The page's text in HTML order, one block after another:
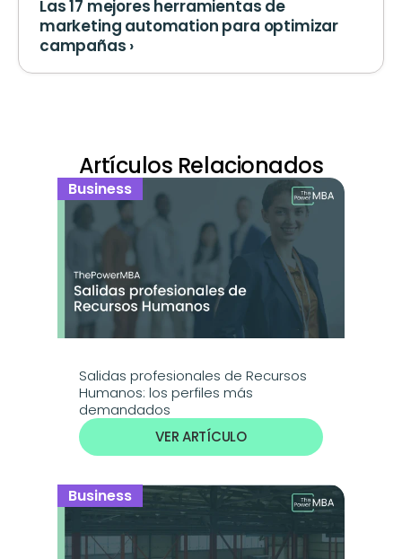
Las 17 mejores herramientas de
marketing automation para optimizar
campañas ›
Artículos Relacionados
Business
Salidas profesionales de Recursos
Humanos: los perfiles más
demandados
VER ARTÍCULO
Business